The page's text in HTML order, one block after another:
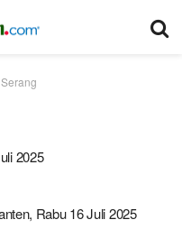
Serang
2025
Rabu 16 Juli 2025